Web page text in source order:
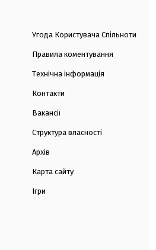
Угода Користувача Спільноти
Правила коментування
Технічна інформація
Контакти
Вакансії
Структура власності
Архів
Карта сайту
Ігри